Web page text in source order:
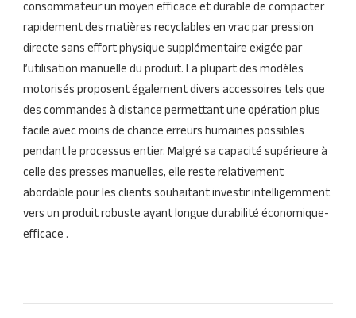
consommateur un moyen efficace et durable de compacter
rapidement des matières recyclables en vrac par pression
directe sans effort physique supplémentaire exigée par
l’utilisation manuelle du produit. La plupart des modèles
motorisés proposent également divers accessoires tels que
des commandes à distance permettant une opération plus
facile avec moins de chance erreurs humaines possibles
pendant le processus entier. Malgré sa capacité supérieure à
celle des presses manuelles, elle reste relativement
abordable pour les clients souhaitant investir intelligemment
vers un produit robuste ayant longue durabilité économique-
efficace .